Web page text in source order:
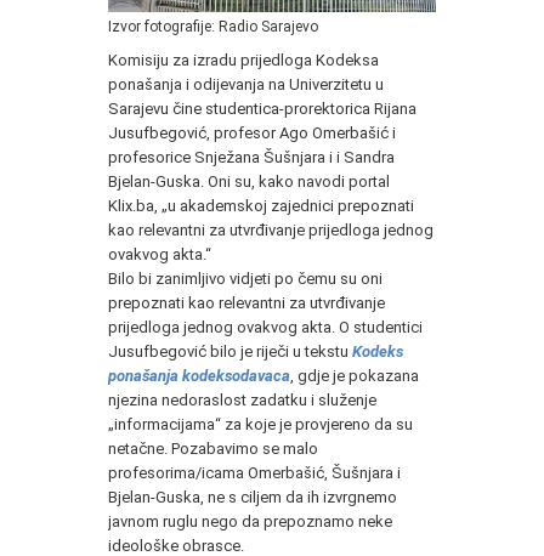
Izvor fotografije: Radio Sarajevo
Komisiju za izradu prijedloga Kodeksa
ponašanja i odijevanja na Univerzitetu u
Sarajevu čine studentica-prorektorica Rijana
Jusufbegović, profesor Ago Omerbašić i
profesorice Snježana Šušnjara i i Sandra
Bjelan-Guska. Oni su, kako navodi portal
Klix.ba, „u akademskoj zajednici prepoznati
kao relevantni za utvrđivanje prijedloga jednog
ovakvog akta.“
Bilo bi zanimljivo vidjeti po čemu su oni
prepoznati kao relevantni za utvrđivanje
prijedloga jednog ovakvog akta. O studentici
Jusufbegović bilo je riječi u tekstu Kodeks
ponašanja kodeksodavaca , gdje je pokazana
njezina nedoraslost zadatku i služenje
„informacijama“ za koje je provjereno da su
netačne. Pozabavimo se malo
profesorima/icama Omerbašić, Šušnjara i
Bjelan-Guska, ne s ciljem da ih izvrgnemo
javnom ruglu nego da prepoznamo neke
ideološke obrasce.